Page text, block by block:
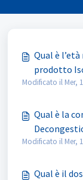
Qual è
prodotto
30 ml?
Modificato il Mer,
Qual è la
Modificato il Mer,
Qual è il